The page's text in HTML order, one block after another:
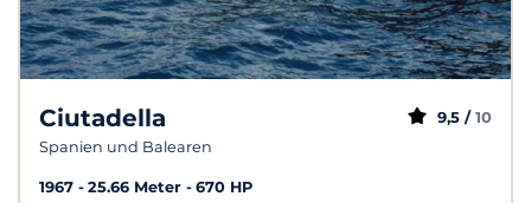
Ciutadella
Spanien und Balearen
9,5 / 10
1967 25.66 Meter
670 HP